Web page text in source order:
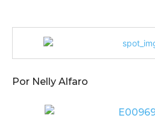
Por Nelly Alfaro